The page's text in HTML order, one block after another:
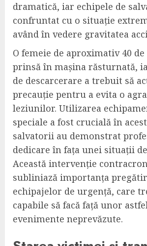
dramatică, iar echipele de
confruntat cu o situație
având în vedere gravitatea
O femeie de aproximativ 40
prinsă în mașina răsturnată,
de descarcerare a trebuit să
precauție pentru a evita o
leziunilor. Utilizarea
speciale a fost crucială în
salvatorii au demonstrat
dedicare în fața unei situații
Această intervenție
subliniază importanța
echipajelor de urgență, care
capabile să facă față unor
evenimente neprevăzute.